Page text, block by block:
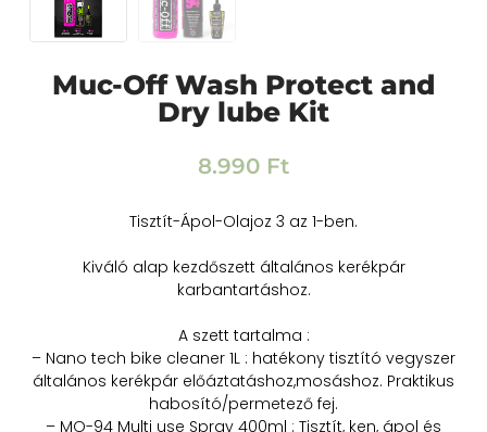
Muc-Off Wash Protect and
Dry lube Kit
8.990 Ft
Tisztít-Ápol-Olajoz 3 az 1-ben.
Kiváló alap kezdőszett általános kerékpár
karbantartáshoz.
A szett tartalma :
– Nano tech bike cleaner 1L : hatékony tisztító vegyszer
általános kerékpár előáztatáshoz,mosáshoz. Praktikus
habosító/permetező fej.
– MO-94 Multi use Spray 400ml : Tisztít, ken, ápol és